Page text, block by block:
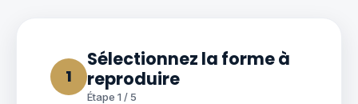
1
Sélectionnez la forme à
reproduire
Étape 1 / 5